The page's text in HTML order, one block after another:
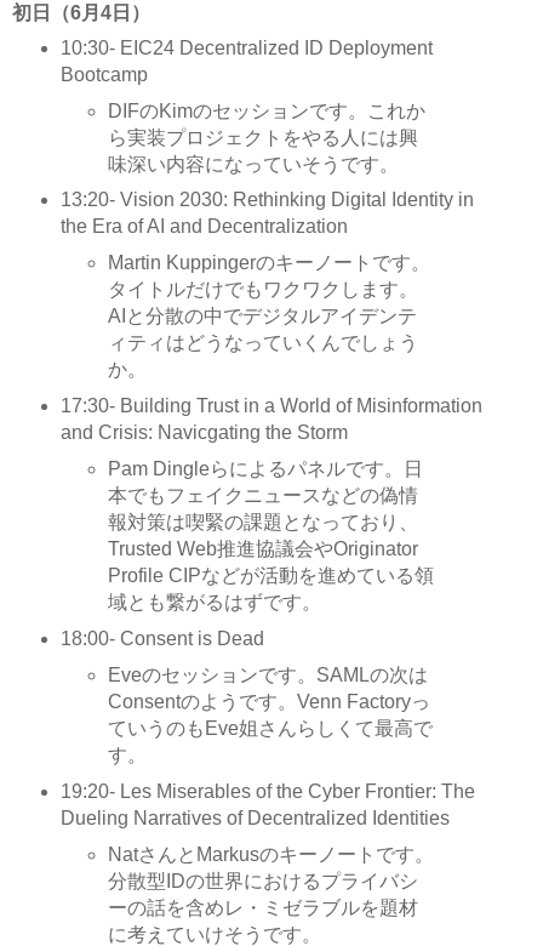
初日（6月4日）
10:30- EIC24 Decentralized ID Deployment
Bootcamp
DIFのKimのセッションです。これか
ら実装プロジェクトをやる人には興
味深い内容になっていそうです。
13:20- Vision 2030: Rethinking Digital Identity in
the Era of AI and Decentralization
Martin Kuppingerのキーノートです。
タイトルだけでもワクワクします。
AIと分散の中でデジタルアイデンテ
ィティはどうなっていくんでしょう
か。
17:30- Building Trust in a World of Misinformation
and Crisis: Navicgating the Storm
Pam Dingleらによるパネルです。日
本でもフェイクニュースなどの偽情
報対策は喫緊の課題となっており、
Trusted Web推進協議会やOriginator
Profile CIPなどが活動を進めている領
域とも繋がるはずです。
18:00- Consent is Dead
Eveのセッションです。SAMLの次は
Consentのようです。Venn Factoryっ
ていうのもEve姐さんらしくて最高で
す。
19:20- Les Miserables of the Cyber Frontier: The
Dueling Narratives of Decentralized Identities
NatさんとMarkusのキーノートです。
分散型IDの世界におけるプライバシ
ーの話を含めレ・ミゼラブルを題材
に考えていけそうです。